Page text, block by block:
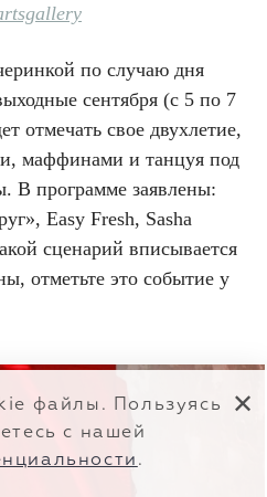
по случаю дня
сентября (с 5 по 7
отмечать свое двухлетие,
маффинами и танцуя под
В программе заявлены:
Easy Fresh, Sasha
сценарий вписывается
отметьте это событие у
файлы. Пользуясь
с нашей
.
✕